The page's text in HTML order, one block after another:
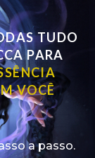
TUDO
PARA
VOCÊ
a passo.